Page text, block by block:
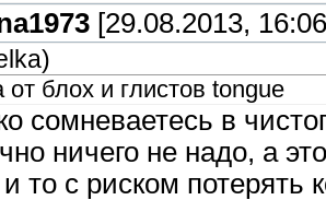
[29.08.2013,
)
блох и глистов tongue
сомневаетесь в
ничего не надо, а
то с риском потерять